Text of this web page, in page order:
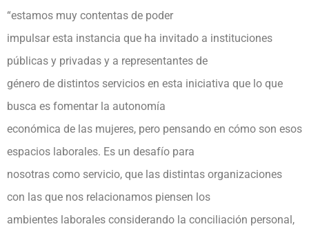
“estamos muy contentas de poder
impulsar esta instancia que ha invitado a instituciones
públicas y privadas y a representantes de
género de distintos servicios en esta iniciativa que lo que
busca es fomentar la autonomía
económica de las mujeres, pero pensando en cómo son esos
espacios laborales. Es un desafío para
nosotras como servicio, que las distintas organizaciones
con las que nos relacionamos piensen los
ambientes laborales considerando la conciliación personal,